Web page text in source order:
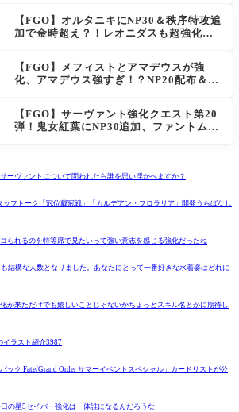
【FGO】オルタニキにNP30＆秩序特攻追
加で金時超え？！レオニダスも超強化で
【FGO】メフィストとアマデウスが強
化、アマデウス強すぎ！？NP20配布＆Ar
【FGO】サーヴァント強化クエスト第20
弾！鬼女紅葉にNP30追加、ファントムも
ーヴァントについて問われたら誰を思い浮かべますか？
ッフトーク「冠位戴冠戦」「カルデアン・フロラリア」開発うらばなし
られるのを特等席で見たいって強い意志を感じる強化だったね
結構な人数となりました。あなたにとって一番好きな水着姿はどれに
が来ただけでも嬉しいことじゃないかちょっとスキル名とかに期待し
イラスト紹介3987
ック Fate/Grand Order サマーイベントスペシャル」カードリストが公
の星5セイバー強化は一体誰になるんだろうな